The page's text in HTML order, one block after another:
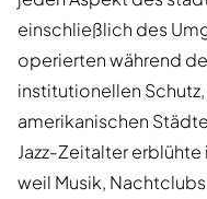
einschließlich des
operierten während
institutionellen
amerikanischen
Jazz-Zeitalter
weil Musik,